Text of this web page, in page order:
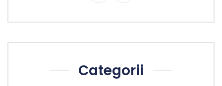
Categorii